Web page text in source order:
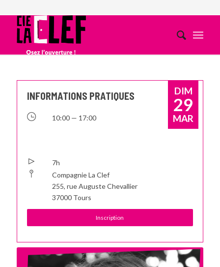
INFORMATIONS PRATIQUES DIM
29
MAR
10:00 — 17:00
7h
Compagnie La Clef
255, rue Auguste Chevallier
37000 Tours
Inscription